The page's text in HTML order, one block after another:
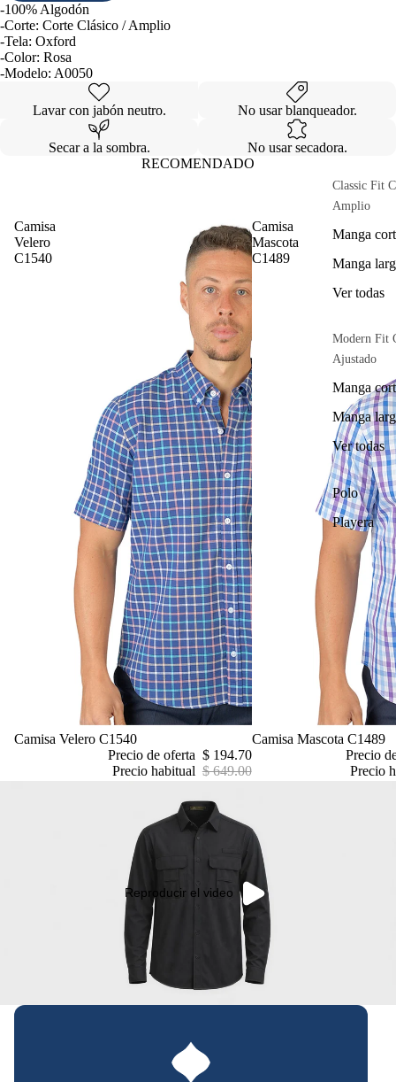
Classic Fit
Amplio
Manga
Manga
Ver todas
Modern Fit
Ajustado
Manga
Manga
Ver todas
Polo
Playera
-100% Algodón
-Corte: Corte Clásico / Amplio
-Tela: Oxford
-Color: Rosa
-Modelo: A0050
Lavar con jabón neutro. No usar blanqueador.
Secar a la sombra.
No usar secadora.
RECOMENDADO
Camisa
Velero
C1540
Oferta
Camisa Velero C1540
Precio de oferta $ 194.70
Precio habitual $ 649.00
Camisa
Mascota
C1489
Oferta
Camisa Mascota C1489
Precio
Precio
Reproducir el video